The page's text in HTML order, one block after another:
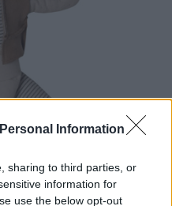
Information
sharing to third parties, or
information for
use the below opt-out